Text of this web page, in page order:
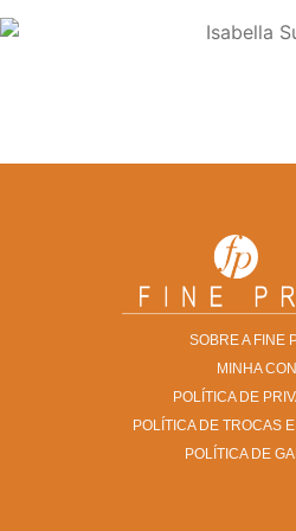
SOBRE A FINE
MINHA
POLÍTICA DE
POLÍTICA DE TROCAS
POLÍTICA DE